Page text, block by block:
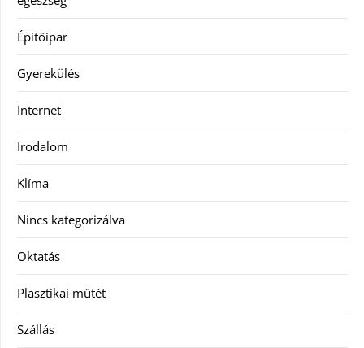
Építőipar
Gyerekülés
Internet
Irodalom
Klíma
Nincs kategorizálva
Oktatás
Plasztikai műtét
Szállás